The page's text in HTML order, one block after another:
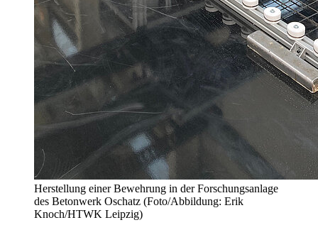
Herstellung einer Bewehrung in der Forschungsanlage
des Betonwerk Oschatz (Foto/Abbildung: Erik
Knoch/HTWK Leipzig)